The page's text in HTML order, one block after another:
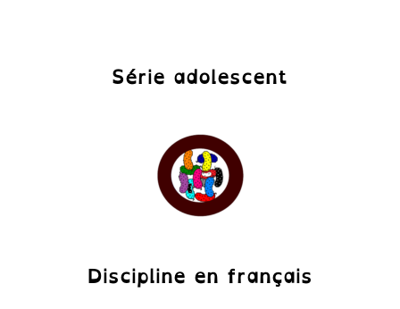
Série adolescent
Discipline en français